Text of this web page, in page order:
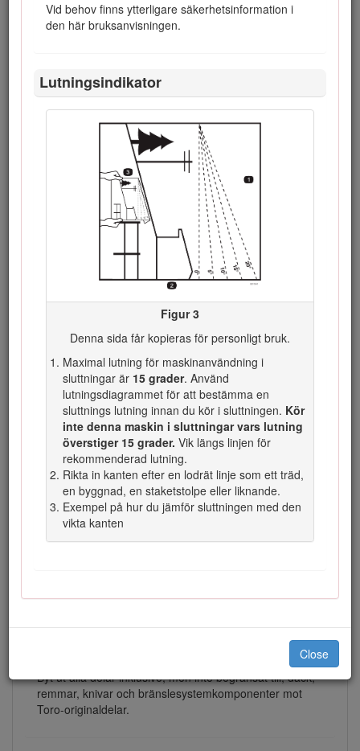
Vid behov finns ytterligare säkerhetsinformation i
den här bruksanvisningen.
Lutningsindikator
Figur 3
Denna sida får kopieras för personligt bruk.
Maximal lutning för maskinanvändning i
sluttningar är 15 grader. Använd
lutningsdiagrammet för att bestämma en
sluttnings lutning innan du kör i sluttningen. Kör
inte denna maskin i sluttningar vars lutning
överstiger 15 grader. Vik längs linjen för
rekommenderad lutning.
Rikta in kanten efter en lodrät linje som ett träd,
en byggnad, en staketstolpe eller liknande.
Exempel på hur du jämför sluttningen med den
vikta kanten
Close
Figur 1
Plats för modell- och serienummer
I den här bruksanvisningen anges potentiella risker och alla
säkerhetsmeddelanden har markerats med en
varningssymbol (Figur2), som anger fara som kan leda till
allvarliga personskador eller dödsfall om föreskrifterna inte
Figur 2
Varningssymbol
Två ord används också i den här bruksanvisningen för att
markera information.Viktigtanger speciell teknisk
information ochObservera anger allmän information som
bör ges särskild uppmärksamhet.
Produkten uppfyller alla relevanta europeiska direktiv. Mer
information finns i produktens separata försäkran om
överensstämmelse.
Varning
Byt ut alla delar inklusive, men inte begränsat till, däck,
remmar, knivar och bränslesystemkomponenter mot
Toro-originaldelar.